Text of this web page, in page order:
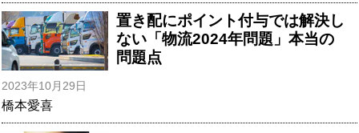
置き配にポイント付与では解決し
ない「物流2024年問題」本当の
問題点
2023年10月29日
橋本愛喜